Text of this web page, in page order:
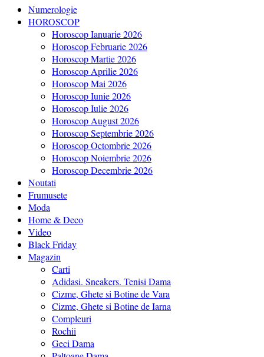
Numerologie
HOROSCOP
Horoscop Ianuarie 2026
Horoscop Februarie 2026
Horoscop Martie 2026
Horoscop Aprilie 2026
Horoscop Mai 2026
Horoscop Iunie 2026
Horoscop Iulie 2026
Horoscop August 2026
Horoscop Septembrie 2026
Horoscop Octombrie 2026
Horoscop Noiembrie 2026
Horoscop Decembrie 2026
Noutati
Frumusete
Moda
Home & Deco
Video
Black Friday
Magazin
Carti
Adidasi. Sneakers. Tenisi Dama
Cizme, Ghete si Botine de Vara
Cizme, Ghete si Botine de Iarna
Compleuri
Rochii
Geci Dama